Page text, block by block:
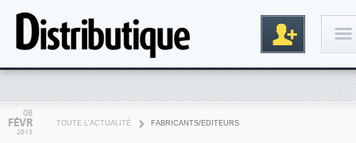
08
FÉVR
2013
TOUTE L'ACTUALITÉ FABRICANTS/EDITEURS